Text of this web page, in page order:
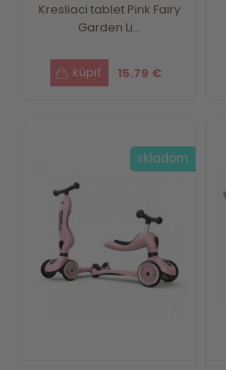
Kresliaci tablet Pink Fairy
Garden Li...
15.79 €
skladom